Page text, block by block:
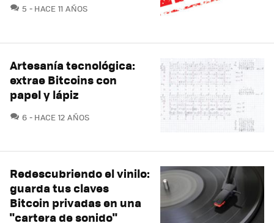
5 COMENTARIOS
HACE 11 AÑOS
Artesanía tecnológica:
extrae Bitcoins con
papel y lápiz
6 COMENTARIOS
HACE 12 AÑOS
Redescubriendo el vinilo:
guarda tus claves
Bitcoin privadas en una
"cartera de sonido"